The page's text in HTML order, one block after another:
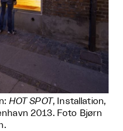
HOT SPOT, Installation,
2013. Foto Bjørn